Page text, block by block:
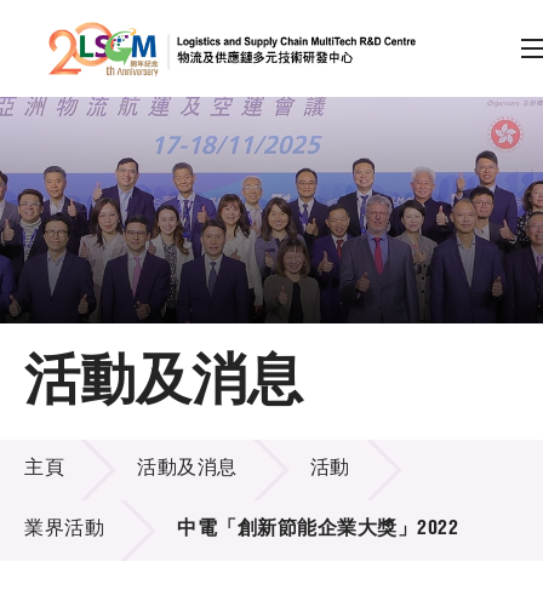
跳到內容（按回車鍵）
會員登入
A A EN 繁 简
主頁
關於LSCM
技術商品化
項目及資助計劃
活動及消息
活動及消息
活動及消息
主頁 活動及消息 活動
業界活動 中電「創新節能企業大獎」2022